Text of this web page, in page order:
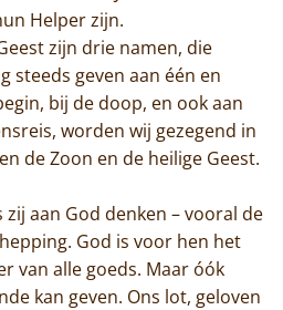
Helper zijn.
zijn drie namen, die
steeds geven aan één en
bij de doop, en ook aan
worden wij gezegend in
de Zoon en de heilige Geest.
zij aan God denken – vooral de
God is voor hen het
van alle goeds. Maar óók
kan geven. Ons lot, geloven